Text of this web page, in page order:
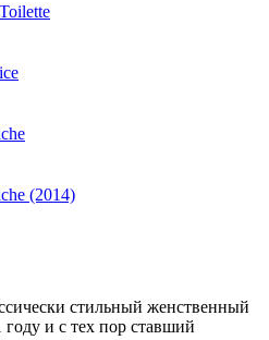
(2014)
стильный женственный
и с тех пор ставший